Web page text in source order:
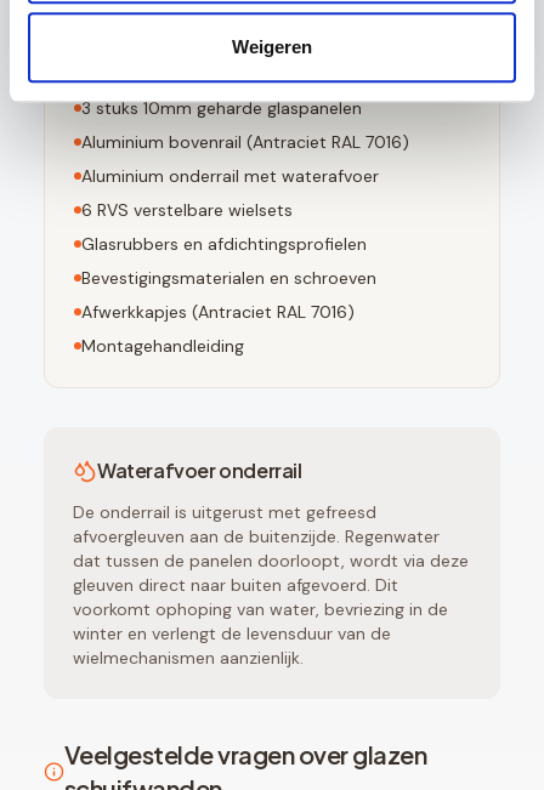
Weigeren
Dit pakket bevat
3stuks 10mm geharde glaspanelen
Aluminium bovenrail (Antraciet RAL 7016)
Aluminium onderrail met waterafvoer
6 RVS verstelbare wielsets
Glasrubbers en afdichtingsprofielen
Bevestigingsmaterialen en schroeven
Afwerkkapjes (Antraciet RAL 7016)
Montagehandleiding
Waterafvoer onderrail
De onderrail is uitgerust met gefreesd
afvoergleuven aan de buitenzijde. Regenwater
dat tussen de panelen doorloopt, wordt via deze
gleuven direct naar buiten afgevoerd. Dit
voorkomt ophoping van water, bevriezing in de
winter en verlengt de levensduur van de
wielmechanismen aanzienlijk.
Veelgestelde vragen over glazen